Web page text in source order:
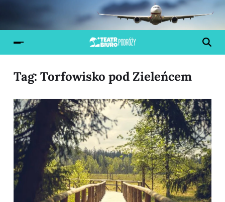
Tag: Torfowisko pod Zieleńcem